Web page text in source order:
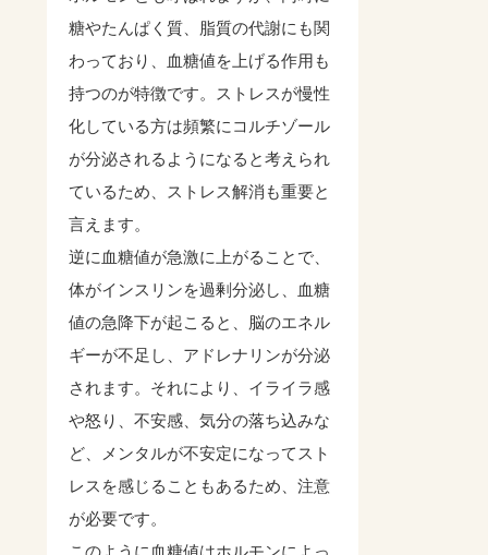
糖やたんぱく質、脂質の代謝にも関
わっており、血糖値を上げる作用も
持つのが特徴です。ストレスが慢性
化している方は頻繁にコルチゾール
が分泌されるようになると考えられ
ているため、ストレス解消も重要と
言えます。
逆に血糖値が急激に上がることで、
体がインスリンを過剰分泌し、血糖
値の急降下が起こると、脳のエネル
ギーが不足し、アドレナリンが分泌
されます。それにより、イライラ感
や怒り、不安感、気分の落ち込みな
ど、メンタルが不安定になってスト
レスを感じることもあるため、注意
が必要です。
このように血糖値はホルモンによっ